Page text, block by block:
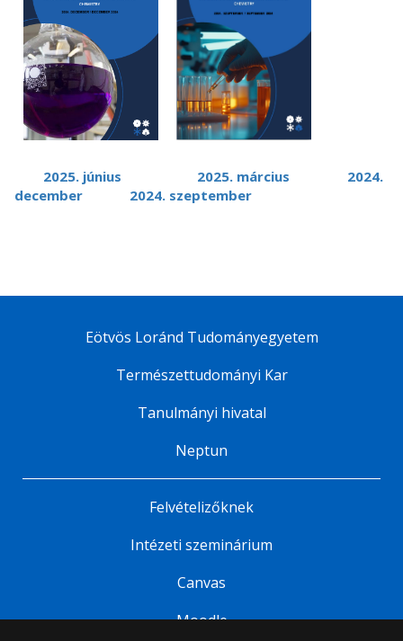
2025. június 2025. március
2024.
december
2024. szeptember
Eötvös Loránd Tudományegyetem
Természettudományi Kar
Tanulmányi hivatal
Neptun
Felvételizőknek
Intézeti szeminárium
Canvas
Moodle